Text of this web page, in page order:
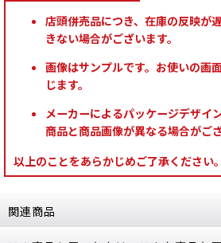
店頭併売品につき、在庫の反映が
きない場合がございます。
画像はサンプルです。お使いの画
じます。
メーカーによるパッケージデザイ
商品と商品画像が異なる場合がござ
以上のことをあらかじめご了承ください。
関連商品